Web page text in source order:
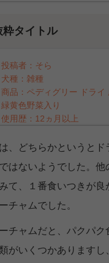
粋タイトル
投稿者：そら
犬種：雑種
商品：ペディグリー ドライ
緑黄色野菜入り
使用歴：12ヵ月以上
、どちらかというとド
はないようでした。他
て、１番食いつきが良
チャムでした。
チャムだと、パクパク
がいくつかありますし